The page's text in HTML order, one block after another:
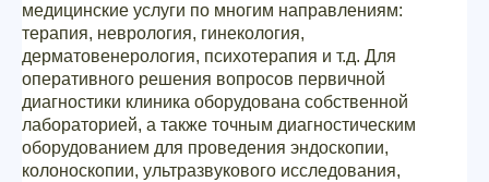
медицинские услуги по многим направлениям:
терапия, неврология, гинекология,
дерматовенерология, психотерапия и т.д. Для
оперативного решения вопросов первичной
диагностики клиника оборудована собственной
лабораторией, а также точным диагностическим
оборудованием для проведения эндоскопии,
колоноскопии, ультразвукового исследования,